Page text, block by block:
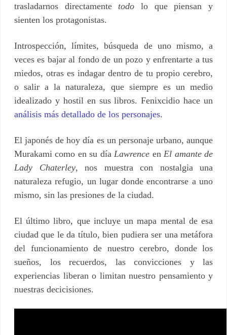
trasladarnos directamente todo lo que piensan y
sienten los protagonistas.
Introspección, límites, búsqueda de uno mismo, a
veces es bajar al fondo de un pozo y enfrentarte a tus
miedos, otras es indagar dentro de tu propio cerebro,
o salir a la naturaleza, que siempre es un medio
idealizado y hostil en sus libros. Fenixcidio hace un
análisis más detallado de los personajes.
El japonés de hoy día es un personaje urbano, aunque
Murakami como en su día Lawrence en El amante de
Lady Chaterley, nos muestra con nostalgia una
naturaleza refugio, un lugar donde encontrarse a uno
mismo, sin las presiones de la ciudad.
El último libro, que incluye un mapa mental de esa
ciudad que le da título, bien pudiera ser una metáfora
del funcionamiento de nuestro cerebro, donde los
sueños, los recuerdos, las convicciones y las
experiencias liberan o limitan nuestro pensamiento y
nuestras decicisiones.